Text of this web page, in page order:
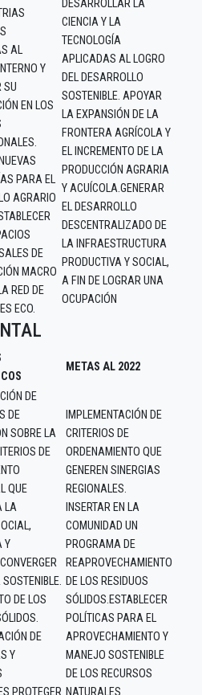
AL
Y
SU
EN LOS
PARA EL
AGRARIO
DE
MACRO
RED DE
ECO.
DESARROLLAR LA
CIENCIA Y LA
TECNOLOGÍA
APLICADAS AL LOGRO
DEL DESARROLLO
SOSTENIBLE. APOYAR
LA EXPANSIÓN DE LA
FRONTERA AGRÍCOLA Y
EL INCREMENTO DE LA
PRODUCCIÓN AGRARIA
Y ACUÍCOLA.GENERAR
EL DESARROLLO
DESCENTRALIZADO DE
LA INFRAESTRUCTURA
PRODUCTIVA Y SOCIAL,
A FIN DE LOGRAR UNA
OCUPACIÓN
METAS AL 2022
DE
DE
SOBRE LA
DE
QUE
LA
Y
DE LOS
DE
Y
IMPLEMENTACIÓN DE
CRITERIOS DE
ORDENAMIENTO QUE
GENEREN SINERGIAS
REGIONALES.
INSERTAR EN LA
COMUNIDAD UN
PROGRAMA DE
REAPROVECHAMIENTO
DE LOS RESIDUOS
SÓLIDOS.ESTABLECER
POLÍTICAS PARA EL
APROVECHAMIENTO Y
MANEJO SOSTENIBLE
DE LOS RECURSOS